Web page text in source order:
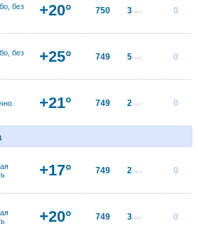
без
+20° 750 3 м/с 0
без
+25° 749 5 м/с 0
+21° 749 2 м/с 0
+17° 749 2 м/с 0
+20° 749 3 м/с 0